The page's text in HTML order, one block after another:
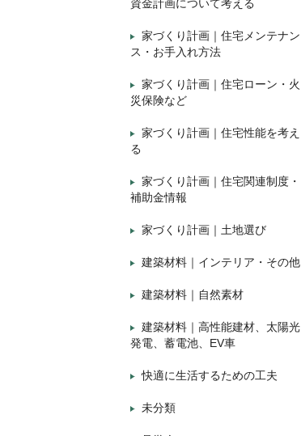
資金計画について考える
家づくり計画｜住宅メンテナン
ス・お手入れ方法
家づくり計画｜住宅ローン・火
災保険など
家づくり計画｜住宅性能を考え
る
家づくり計画｜住宅関連制度・
補助金情報
家づくり計画｜土地選び
建築材料｜インテリア・その他
建築材料｜自然素材
建築材料｜高性能建材、太陽光
発電、蓄電池、EV車
快適に生活するための工夫
未分類